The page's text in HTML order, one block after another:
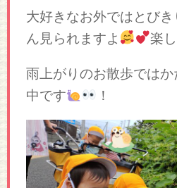
大好きなお外ではとび
ん見られますよ
楽
雨上がりのお散歩では
中です
！